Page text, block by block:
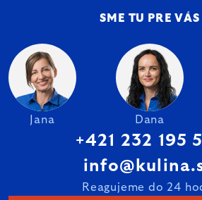
SME TU PRE VÁS
Jana Dana
+421 232 195
Reagujeme do 24